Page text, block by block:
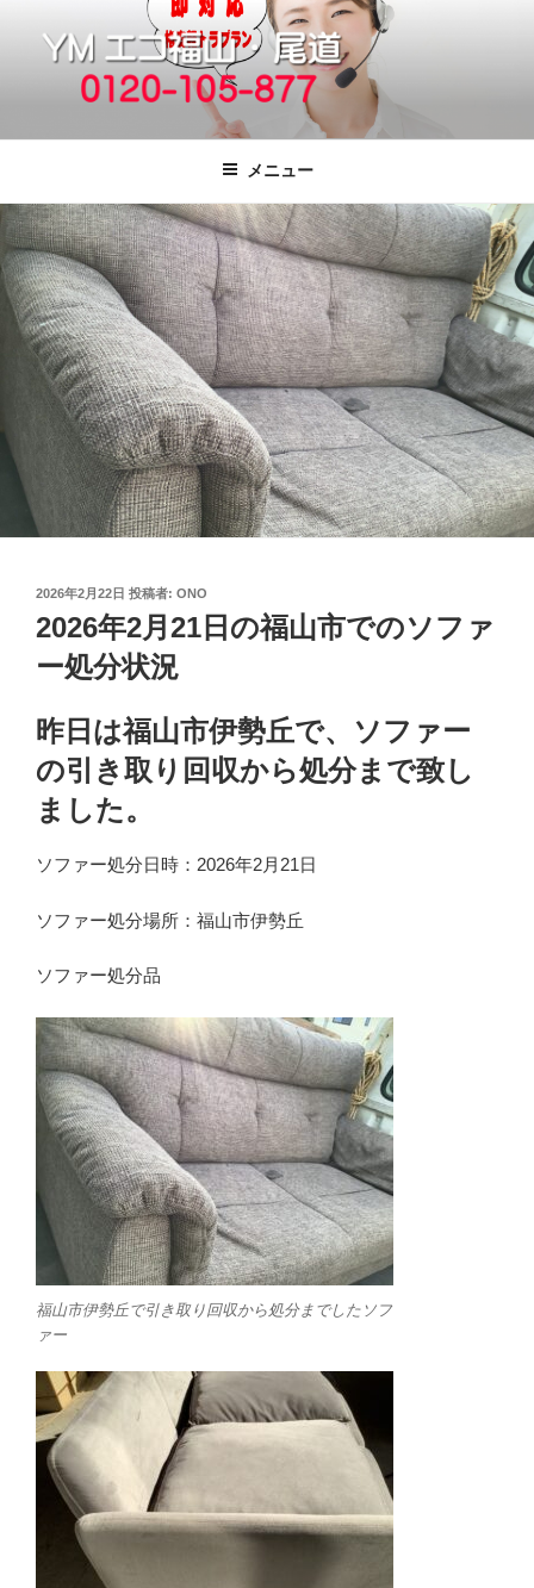
キ
ッ
プ
福山市で格安の不用品回収、買取、処
分は粗大ごみ処分、廃品回収も対応の
YMエコ福山営業所へ。
引っ越しゴミ・粗大ゴミの片付けをいたします
メニュー
投
日:
2026年2月22日 投稿者: ONO
2026年2月21日の福山市でのソファ
ー処分状況
昨日は福山市伊勢丘で、ソファー
の引き取り回収から処分まで致し
ました。
ソファー処分日時：2026年2月21日
ソファー処分場所：福山市伊勢丘
ソファー処分品
福山市伊勢丘で引き取り回収から処分までしたソフ
ァー